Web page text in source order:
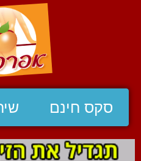
סקס חינם